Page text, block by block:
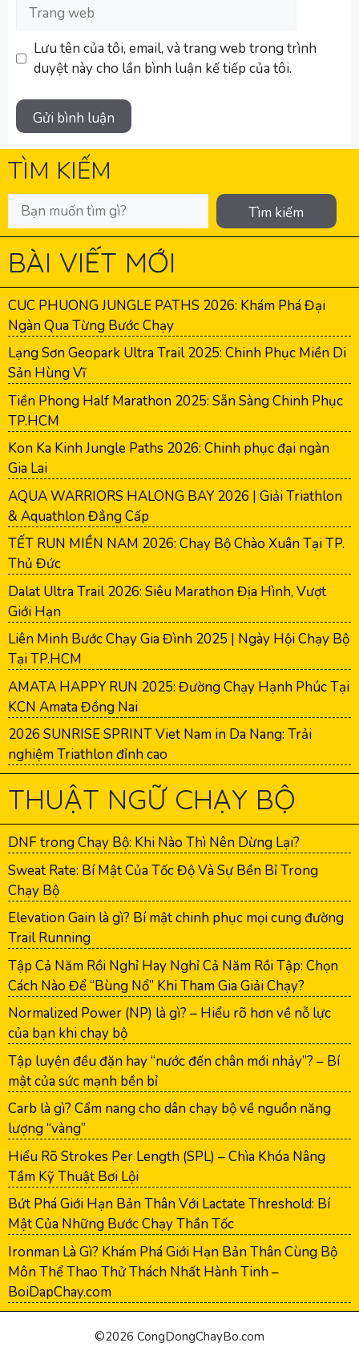
Trang
Lưu tên của tôi, email, và trang web trong trình
duyệt này cho lần bình luận kế tiếp của tôi.
TÌM KIẾM
Tìm kiếm
BÀI VIẾT MỚI
CUC PHUONG JUNGLE PATHS 2026: Khám Phá Đại
Ngàn Qua Từng Bước Chạy
Lạng Sơn Geopark Ultra Trail 2025: Chinh Phục Miền Di
Sản Hùng Vĩ
Tiền Phong Half Marathon 2025: Sẵn Sàng Chinh Phục
TP.HCM
Kon Ka Kinh Jungle Paths 2026: Chinh phục đại ngàn
Gia Lai
AQUA WARRIORS HALONG BAY 2026 | Giải Triathlon
& Aquathlon Đẳng Cấp
TẾT RUN MIỀN NAM 2026: Chạy Bộ Chào Xuân Tại TP.
Thủ Đức
Dalat Ultra Trail 2026: Siêu Marathon Địa Hình, Vượt
Giới Hạn
Liên Minh Bước Chạy Gia Đình 2025 | Ngày Hội Chạy Bộ
Tại TP.HCM
AMATA HAPPY RUN 2025: Đường Chạy Hạnh Phúc Tại
KCN Amata Đồng Nai
2026 SUNRISE SPRINT Viet Nam in Da Nang: Trải
nghiệm Triathlon đỉnh cao
THUẬT NGỮ CHẠY BỘ
DNF trong Chạy Bộ: Khi Nào Thì Nên Dừng Lại?
Sweat Rate: Bí Mật Của Tốc Độ Và Sự Bền Bỉ Trong
Chạy Bộ
Elevation Gain là gì? Bí mật chinh phục mọi cung đường
Trail Running
Tập Cả Năm Rồi Nghỉ Hay Nghỉ Cả Năm Rồi Tập: Chọn
Cách Nào Để “Bùng Nổ” Khi Tham Gia Giải Chạy?
Normalized Power (NP) là gì? – Hiểu rõ hơn về nỗ lực
của bạn khi chạy bộ
Tập luyện đều đặn hay “nước đến chân mới nhảy”? – Bí
mật của sức mạnh bền bỉ
Carb là gì? Cẩm nang cho dân chạy bộ về nguồn năng
lượng “vàng”
Hiểu Rõ Strokes Per Length (SPL) – Chìa Khóa Nâng
Tầm Kỹ Thuật Bơi Lội
Bứt Phá Giới Hạn Bản Thân Với Lactate Threshold: Bí
Mật Của Những Bước Chạy Thần Tốc
Ironman Là Gì? Khám Phá Giới Hạn Bản Thân Cùng Bộ
Môn Thể Thao Thử Thách Nhất Hành Tinh –
BoiDapChay.com
©2026 CongDongChayBo.com